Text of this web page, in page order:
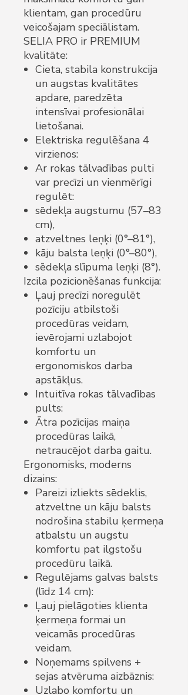
klientam, gan procedūru
veicošajam speciālistam.
SELIA PRO ir PREMIUM
kvalitāte:
Cieta, stabila konstrukcija
un augstas kvalitātes
apdare, paredzēta
intensīvai profesionālai
lietošanai.
Elektriska regulēšana 4
virzienos:
Ar rokas tālvadības pulti
var precīzi un vienmērīgi
regulēt:
sēdekļa augstumu (57–83
cm),
atzveltnes leņķi (0°–81°),
kāju balsta leņķi (0°–80°),
sēdekļa slīpuma leņķi (8°).
Izcila pozicionēšanas funkcija:
Ļauj precīzi noregulēt
pozīciju atbilstoši
procedūras veidam,
ievērojami uzlabojot
komfortu un
ergonomiskos darba
apstākļus.
Intuitīva rokas tālvadības
pults:
Ātra pozīcijas maiņa
procedūras laikā,
netraucējot darba gaitu.
Ergonomisks, moderns
dizains:
Pareizi izliekts sēdeklis,
atzveltne un kāju balsts
nodrošina stabilu ķermeņa
atbalstu un augstu
komfortu pat ilgstošu
procedūru laikā.
Regulējams galvas balsts
(līdz 14 cm):
Ļauj pielāgoties klienta
ķermeņa formai un
veicamās procedūras
veidam.
Noņemams spilvens +
sejas atvēruma aizbāznis:
Uzlabo komfortu un